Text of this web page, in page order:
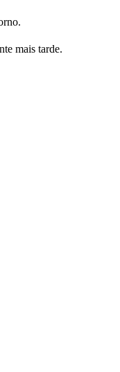
mais tarde.